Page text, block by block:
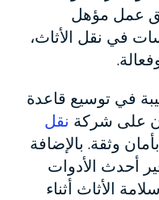
عمل مؤهل
في نقل الأثاث،
في توسيع قاعدة
على شركة نقل
وثقة. بالإضافة
أحدث الأدوات
الأثاث أثناء